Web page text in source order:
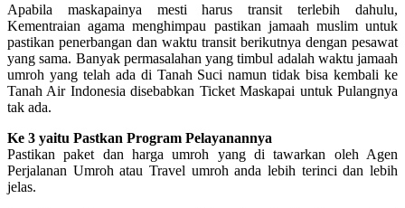
Apabila maskapainya mesti harus transit terlebih dahulu,
Kementraian agama menghimpau pastikan jamaah muslim untuk
pastikan penerbangan dan waktu transit berikutnya dengan pesawat
yang sama. Banyak permasalahan yang timbul adalah waktu jamaah
umroh yang telah ada di Tanah Suci namun tidak bisa kembali ke
Tanah Air Indonesia disebabkan Ticket Maskapai untuk Pulangnya
tak ada.
Ke 3 yaitu Pastkan Program Pelayanannya
Pastikan paket dan harga umroh yang di tawarkan oleh Agen
Perjalanan Umroh atau Travel umroh anda lebih terinci dan lebih
jelas.